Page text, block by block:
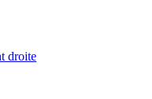
droite